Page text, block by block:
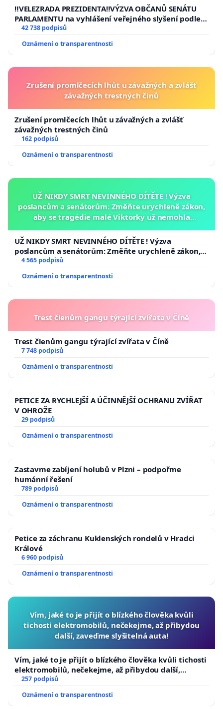
republiky
‼️VELEZRADA PREZIDENTA‼️VÝZVA OBČANŮ SENÁTU
PARLAMENTU na vyhlášení veřejného slyšení podle §
144 jednacího řádu Senátu k návrhu na přijetí
republiky
42 738 podpisů
Oznámení o transparentnosti
Zrušení promlčecích lhůt u závažných a zvlášť
závažných trestných činů
Zrušení promlčecích lhůt u závažných a zvlášť
závažných trestných činů
162 podpisů
Oznámení o transparentnosti
UŽ NIKDY SMRT NEVINNÉHO DÍTĚTE ! Výzva
poslancům a senátorům: Změňte urychleně zákon,
aby se tragédie malé Viktorky už nemohla
UŽ NIKDY SMRT NEVINNÉHO DÍTĚTE ! Výzva
poslancům a senátorům: Změňte urychleně zákon,
aby se tragédie malé Viktorky už nemohla opakovat!
4 565 podpisů
Oznámení o transparentnosti
Trest členům gangu týrající zvířata v Číně
Trest členům gangu týrající zvířata v Číně
7 748 podpisů
Oznámení o transparentnosti
PETICE ZA RYCHLEJŠÍ A ÚČINNĚJŠÍ OCHRANU ZVÍŘAT
V OHROŽE
29 podpisů
Oznámení o transparentnosti
Zastavme zabíjení holubů v Plzni – podpořme
humánní řešení
789 podpisů
Oznámení o transparentnosti
Petice za záchranu Kuklenských rondelů v Hradci
Králové
6 960 podpisů
Oznámení o transparentnosti
Vím, jaké to je přijít o blízkého člověka kvůli
tichosti elektromobilů, nečekejme, až přibydou
další, zaveďme slyšitelná auta!
Vím, jaké to je přijít o blízkého člověka kvůli tichosti
elektromobilů, nečekejme, až přibydou další,
zaveďme slyšitelná auta!
257 podpisů
Oznámení o transparentnosti